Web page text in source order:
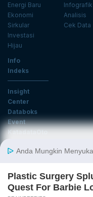
Energi Baru
Ekonomi
Sirkular
Investasi
Hijau
Infografik
Analisis
Cek Data
Info
Indeks
Insight
Center
Databoks
Event
KatadataOto
Email